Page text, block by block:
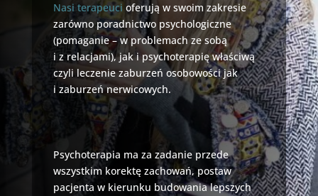
Nasi terapeuci oferują w swoim zakresie
zarówno poradnictwo psychologiczne
(pomaganie – w problemach ze sobą
i z relacjami), jak i psychoterapię właściwą
czyli leczenie zaburzeń osobowości jak
i zaburzeń nerwicowych.
Psychoterapia ma za zadanie przede
wszystkim korektę zachowań, postaw
pacjenta w kierunku budowania lepszych